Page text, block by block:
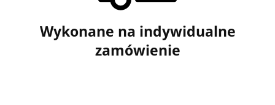
Wykonane na indywidualne
zamówienie